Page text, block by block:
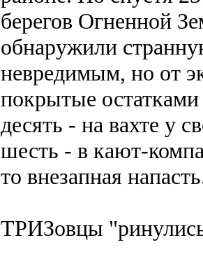
берегов Огненной
обнаружили
невредимым, но от
покрытые
десять - на вахте у
шесть - в кают-
то внезапная
ТРИЗовцы